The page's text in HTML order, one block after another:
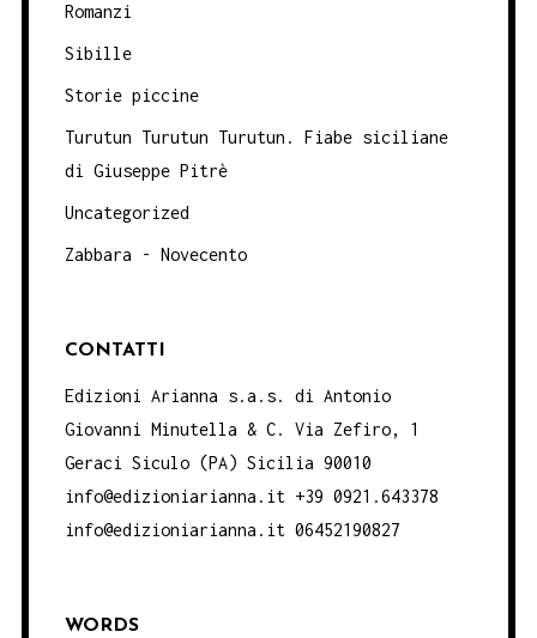
Romanzi
Sibille
Storie piccine
Turutun Turutun Turutun. Fiabe siciliane
di Giuseppe Pitrè
Uncategorized
Zabbara - Novecento
CONTATTI
Edizioni Arianna s.a.s. di Antonio
Giovanni Minutella & C. Via Zefiro, 1
Geraci Siculo (PA) Sicilia 90010
info@edizioniarianna.it +39 0921.643378
info@edizioniarianna.it 06452190827
WORDS